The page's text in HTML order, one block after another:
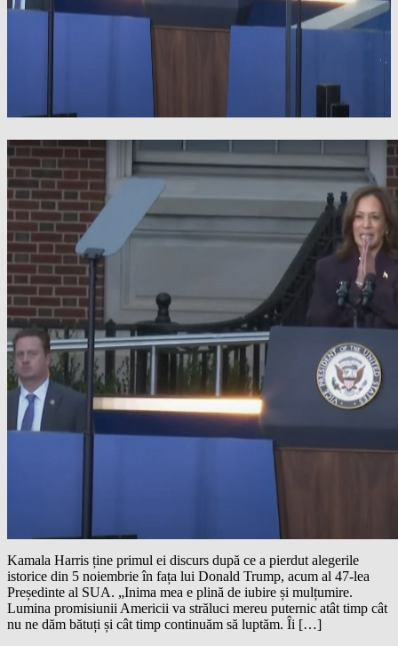
Kamala Harris ține primul ei discurs după ce a pierdut alegerile
istorice din 5 noiembrie în fața lui Donald Trump, acum al 47-lea
Președinte al SUA. „Inima mea e plină de iubire și mulțumire.
Lumina promisiunii Americii va străluci mereu puternic atât timp cât
nu ne dăm bătuți și cât timp continuăm să luptăm. Îi […]